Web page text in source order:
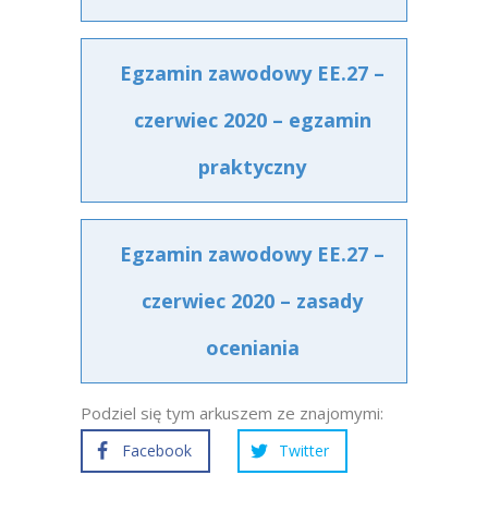
Egzamin zawodowy EE.27 –
czerwiec 2020 – egzamin
praktyczny
Egzamin zawodowy EE.27 –
czerwiec 2020 – zasady
oceniania
Podziel się tym arkuszem ze znajomymi:
Facebook Twitter